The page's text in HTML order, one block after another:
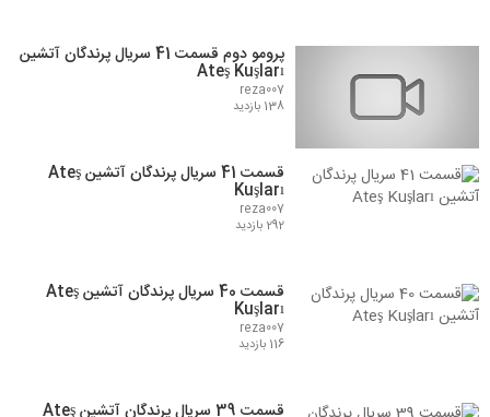
پرومو دوم قسمت 41 سریال پرندگان آتشین
Ateş Kuşları
reza007
138 بازدید
قسمت 41 سریال پرندگان آتشین Ateş
Kuşları
reza007
292 بازدید
قسمت 40 سریال پرندگان آتشین Ateş
Kuşları
reza007
116 بازدید